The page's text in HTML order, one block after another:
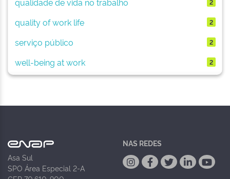
quality of work life 2
serviço público 2
well-being at work 2
Asa Sul
SPO Área Especial 2-A
NAS REDES